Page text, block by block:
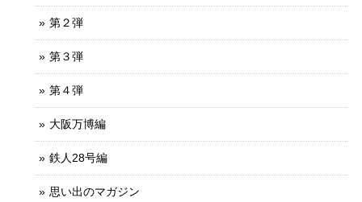
第２弾
第３弾
第４弾
大阪万博編
鉄人28号編
思い出のマガジン